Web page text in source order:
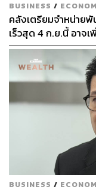
รถกับรถยนต์คันหน้าอ
ชน ซึ่งระบบจะทำงา
ชั่วโมง และระบบเปิ
High-Beam
ไม่มีแสงสว่าง และ
ตรวจพบแสงสว่างจ
สูง เพื่อป้องกันการร
และจะเปิดไฟสูงอีก
BUSINESS /
คลังเตรียมจำหน่าย
เร็วสุด 4 ก.ย.นี้ อาจ
First มากขึ้น
BUSINESS /